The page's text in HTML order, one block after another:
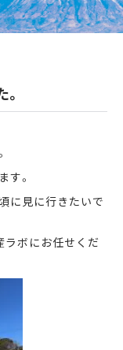
い！
イイナミ
せ
せ
す。
に見に行きたいで
ラボにお任せくだ